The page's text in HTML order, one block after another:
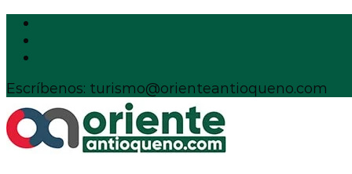
Escríbenos: turismo@orienteantioqueno.com